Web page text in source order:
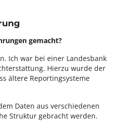
gemacht?
Ich war bei einer Landesbank
Hierzu wurde der
ältere Reportingsysteme
Daten aus verschiedenen
Struktur gebracht werden.